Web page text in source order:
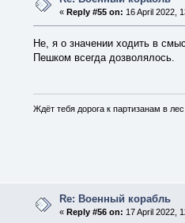
« Reply #55 on: 16 April 2022,
Не, я о значении ходить в
Пешком всегда дозволялось.
Ждёт тебя дорога к партизанам в лес
Re: Военный корабль
« Reply #56 on: 17 April 2022,